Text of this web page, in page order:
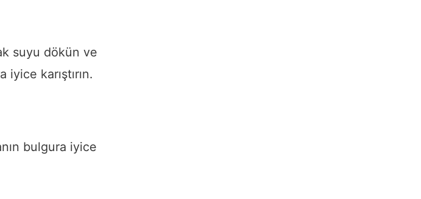
suyu dökün ve
karıştırın.
bulgura iyice